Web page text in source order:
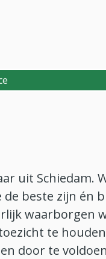
uit Schiedam.
beste zijn én
waarborgen
te
door te